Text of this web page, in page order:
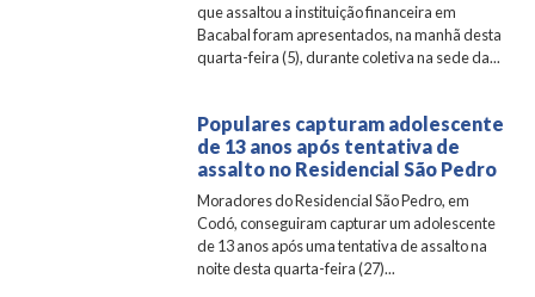
que assaltou a instituição financeira em
Bacabal foram apresentados, na manhã desta
quarta-feira (5), durante coletiva na sede da...
Populares capturam adolescente
de 13 anos após tentativa de
assalto no Residencial São Pedro
Moradores do Residencial São Pedro, em
Codó, conseguiram capturar um adolescente
de 13 anos após uma tentativa de assalto na
noite desta quarta-feira (27)...